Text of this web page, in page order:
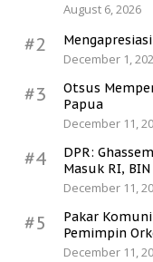
August 6, 2026
#2
December 1,
#3
Otsus
Papua
December 11,
#4
DPR:
Masuk RI,
December 11,
#5
Pakar
Pemimpin
December 11,